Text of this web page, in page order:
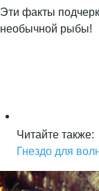
Эти факты
необычной рыбы!
Читайте также:
Гнездо для